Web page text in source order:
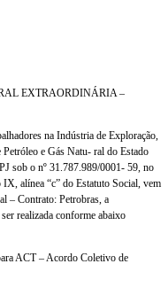
EXTRAORDINÁRIA –
na Indústria de Exploração,
e Gás Natu- ral do Estado
sob o nº 31.787.989/0001- 59, no
alínea “c” do Estatuto Social, vem
– Contrato: Petrobras, a
realizada conforme abaixo
ACT – Acordo Coletivo de